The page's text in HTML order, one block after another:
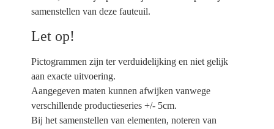
samenstellen van deze fauteuil.
Let op!
Pictogrammen zijn ter verduidelijking en niet gelijk
aan exacte uitvoering.
Aangegeven maten kunnen afwijken vanwege
verschillende productieseries +/- 5cm.
Bij het samenstellen van elementen, noteren van